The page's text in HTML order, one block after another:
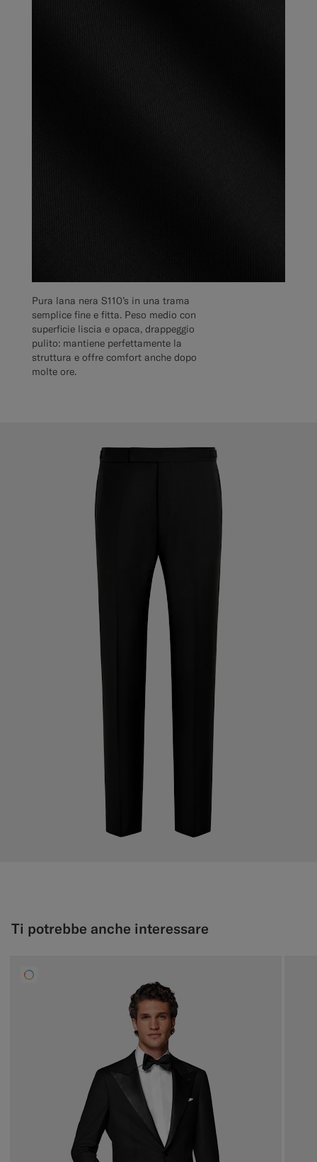
Pura lana nera S110’s in una trama
semplice fine e fitta. Peso medio con
superficie liscia e opaca, drappeggio
pulito: mantiene perfettamente la
struttura e offre comfort anche dopo
molte ore.
Ti potrebbe anche interessare